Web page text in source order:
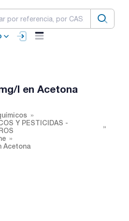
l en Acetona
Y PESTICIDAS -
Acetona